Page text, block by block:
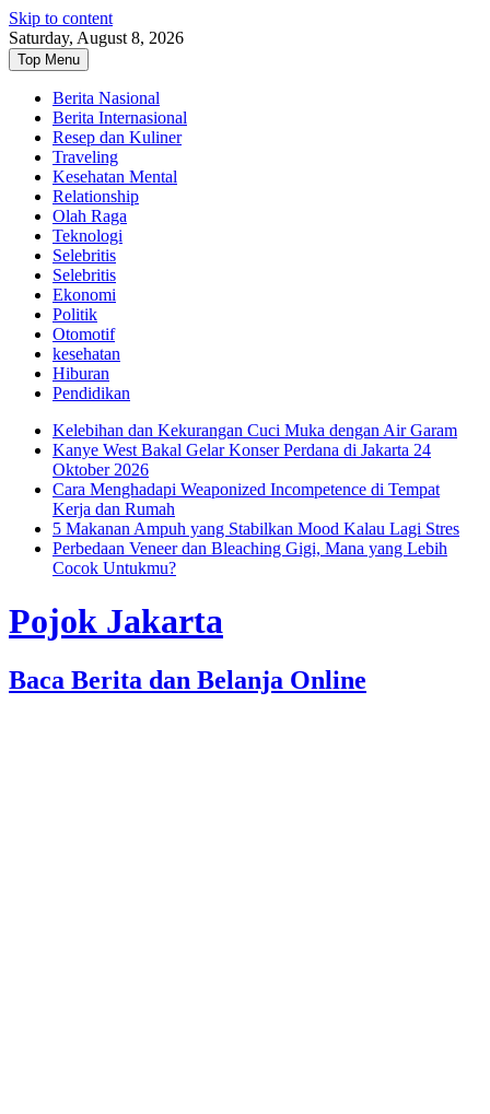
Skip to content
Saturday, August 8, 2026
Top Menu
Berita Nasional
Berita Internasional
Resep dan Kuliner
Traveling
Kesehatan Mental
Relationship
Olah Raga
Teknologi
Selebritis
Selebritis
Ekonomi
Politik
Otomotif
kesehatan
Hiburan
Pendidikan
Kelebihan dan Kekurangan Cuci Muka dengan Air Garam
Kanye West Bakal Gelar Konser Perdana di Jakarta 24
Oktober 2026
Cara Menghadapi Weaponized Incompetence di Tempat
Kerja dan Rumah
5 Makanan Ampuh yang Stabilkan Mood Kalau Lagi Stres
Perbedaan Veneer dan Bleaching Gigi, Mana yang Lebih
Cocok Untukmu?
Pojok Jakarta
Baca Berita dan Belanja Online